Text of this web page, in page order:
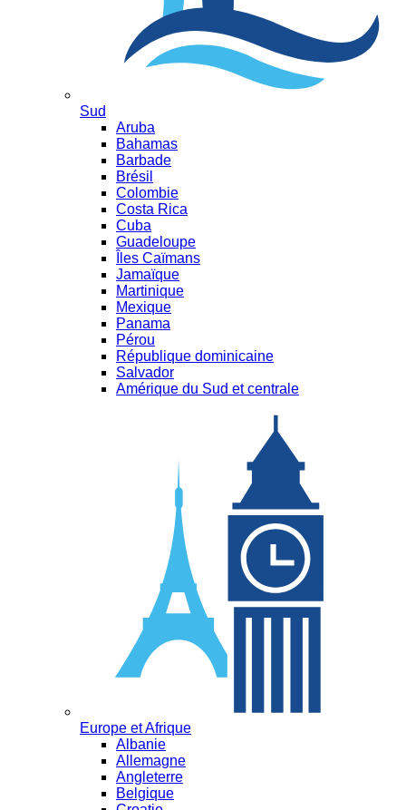
Sud
Aruba
Bahamas
Barbade
Brésil
Colombie
Costa Rica
Cuba
Guadeloupe
Îles Caïmans
Jamaïque
Martinique
Mexique
Panama
Pérou
République dominicaine
Salvador
Amérique du Sud et centrale
Europe et Afrique
Albanie
Allemagne
Angleterre
Belgique